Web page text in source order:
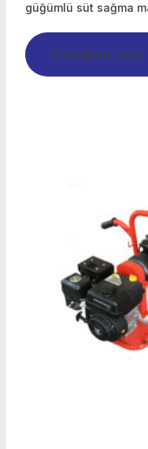
güğümlü süt sağma
Devamını oku